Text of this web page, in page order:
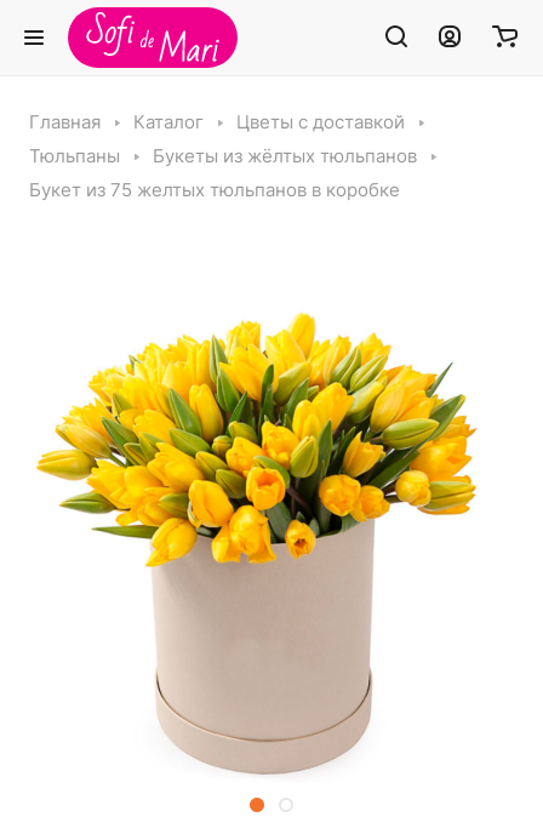
Главная Каталог
Цветы с доставкой
Тюльпаны
Букеты из жёлтых тюльпанов
Букет из 75 желтых тюльпанов в коробке